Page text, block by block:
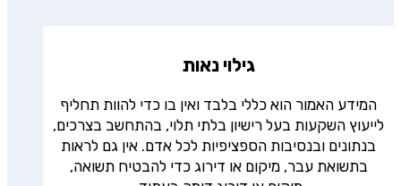
גילוי נאות
המידע האמור הוא כללי בלבד ואין בו כדי להוות תחליף
לייעוץ השקעות בעל רישיון בלתי תלוי, בהתחשב בצרכים,
בנתונים ובנסיבות הספציפיות לכל אדם. אין גם לראות
בתשואת עבר, מיקום או דירוג כדי להבטיח תשואה,